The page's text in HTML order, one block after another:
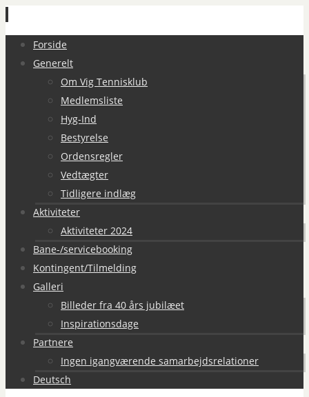
SpringForside
Generelt
Om Vig Tennisklub
Medlemsliste
Hyg-Ind
Bestyrelse
Ordensregler
Vedtægter
Tidligere indlæg
Aktiviteter
Aktiviteter 2024
Bane-/servicebooking
Kontingent/Tilmelding
Galleri
Billeder fra 40 års jubilæet
Inspirationsdage
Partnere
Ingen igangværende samarbejdsrelationer
Deutsch